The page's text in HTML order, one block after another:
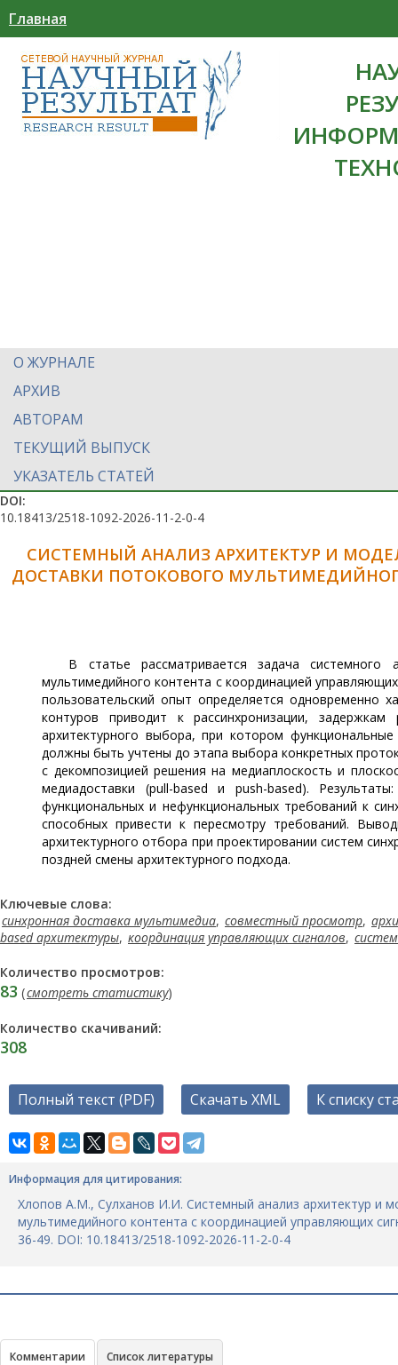
Главная
О ЖУРНАЛЕ
АРХИВ
АВТОРАМ
ТЕКУЩИЙ ВЫПУСК
УКАЗАТЕЛЬ СТАТЕЙ
DOI:
10.18413/2518-1092-2026-11-2-0-4
СИСТЕМНЫЙ АНАЛИЗ АРХИТЕКТУР И
ДОСТАВКИ ПОТОКОВОГО
В статье рассматривается задача системного
мультимедийного контента с координацией
пользовательский опыт определяется одновременно
контуров приводит к рассинхронизации,
архитектурного выбора, при котором
должны быть учтены до этапа выбора конкретных
с декомпозицией решения на медиаплоскость и
медиадоставки (pull-based и push-based).
функциональных и нефункциональных требований к
способных привести к пересмотру требований.
архитектурного отбора при проектировании систем
поздней смены архитектурного подхода.
Ключевые слова:
синхронная доставка мультимедиа, совместный просмотр,
based архитектуры, координация управляющих сигналов,
Количество просмотров:
83 (смотреть статистику)
Количество скачиваний:
308
Полный текст (PDF) Скачать XML К списку
Информация для цитирования:
Хлопов А.М., Сулханов И.И. Системный анализ архитектур и
мультимедийного контента с координацией управляющих
36-49. DOI: 10.18413/2518-1092-2026-11-2-0-4
Комментарии Список литературы